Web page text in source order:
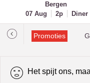
Bergen
07 Aug
2p Diner
Promoties
Het spijt ons,